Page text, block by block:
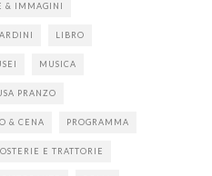
& IMMAGINI
LIBRO
MUSICA
PRANZO
& CENA PROGRAMMA
E TRATTORIE